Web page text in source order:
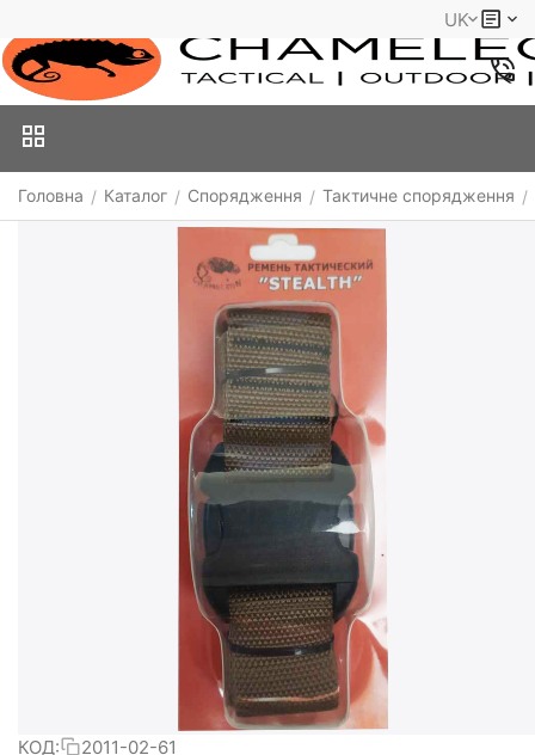
UK
Головна / Каталог / Спорядження / Тактичне спорядження /
КОД: 2011-02-61